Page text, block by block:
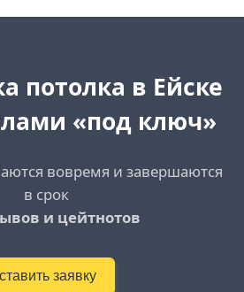
потолка в Ейске
«под ключ»
вовремя и завершаются
в срок
и цейтнотов
заявку